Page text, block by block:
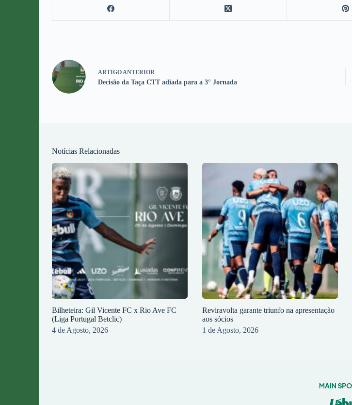
ARTIGO ANTERIOR
Decisão da Taça CTT adiada para a 3° Jornada
Notícias Relacionadas
Bilheteira: Gil Vicente FC x Rio Ave FC
(Liga Portugal Betclic)
4 de Agosto, 2026
Reviravolta garante triunfo na apresentação
aos sócios
1 de Agosto, 2026